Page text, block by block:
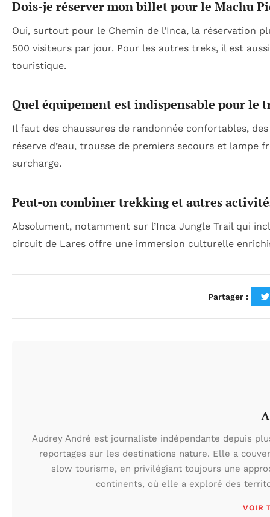
Dois-je réserver mon billet pour le Machu
Oui, surtout pour le Chemin de l’Inca, la réservation
500 visiteurs par jour. Pour les autres treks, il est
touristique.
Quel équipement est indispensable pour le
Il faut des chaussures de randonnée confortables,
réserve d’eau, trousse de premiers secours et lampe
surcharge.
Peut-on combiner trekking et autres
Absolument, notamment sur l’Inca Jungle Trail qui
circuit de Lares offre une immersion culturelle
Partager :
Audrey André est journaliste indépendante depuis
reportages sur les destinations nature. Elle a
slow tourisme, en privilégiant toujours une
continents, où elle a exploré des
VOIR